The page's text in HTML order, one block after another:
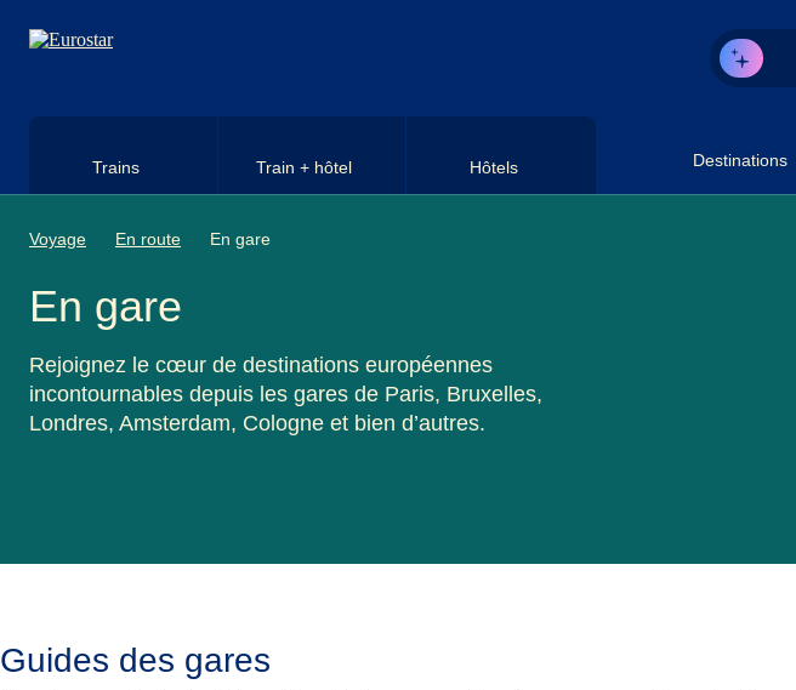
Trains Train + hôtel Hôtels Destinations
Voyage En route En gare
En gare
Rejoignez le cœur de destinations européennes
incontournables depuis les gares de Paris, Bruxelles,
Londres, Amsterdam, Cologne et bien d’autres.
Guides des gares